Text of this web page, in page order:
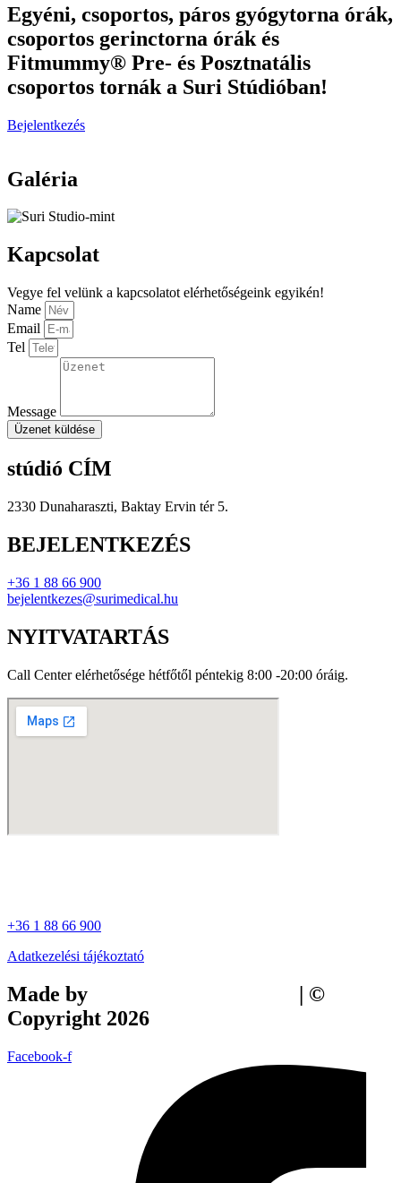
Egyéni, csoportos, páros gyógytorna órák,
csoportos gerinctorna órák és
Fitmummy® Pre- és Posztnatális
csoportos tornák a Suri Stúdióban!
Bejelentkezés
Galéria
Kapcsolat
Vegye fel velünk a kapcsolatot elérhetőségeink egyikén!
Name
Email
Tel
Message
Üzenet küldése
stúdió CÍM
2330 Dunaharaszti, Baktay Ervin tér 5.
BEJELENTKEZÉS
+36 1 88 66 900
bejelentkezes@surimedical.hu
NYITVATARTÁS
Call Center elérhetősége hétfőtől péntekig 8:00 -20:00 óráig.
+36 1 88 66 900
Adatkezelési tájékoztató
Made by
| ©
Copyright 2026
Facebook-f